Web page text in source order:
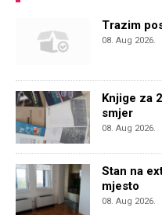
Trazim
08. Aug 2026.
Knjige za
smjer
08. Aug 2026.
Stan na
mjesto
08. Aug 2026.